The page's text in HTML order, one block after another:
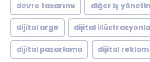
devre tasarımı diğer iş
dijital arge dijital
dijital pazarlama dijital reklam